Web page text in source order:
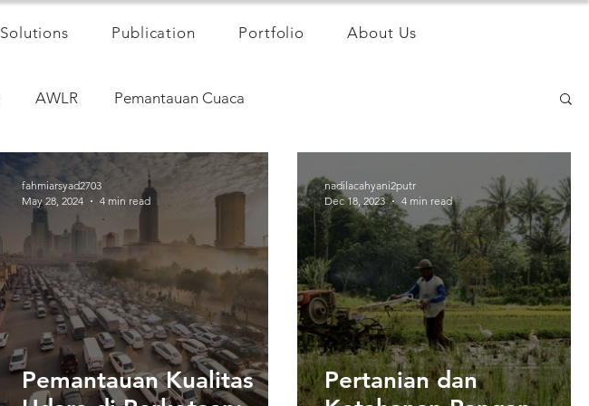
Solutions Publication Portfolio About Us
AWLR Pemantauan Cuaca
Pemantauan Kualitas
fahmiarsyad2703
May 28, 2024
4 min read
Pertanian dan
nadilacahyani2putr
Dec 18, 2023
4 min read